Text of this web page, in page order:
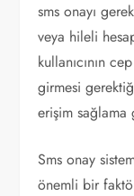
sms onayı
veya hileli
kullanıcının
girmesi
erişim
Sms onay
önemli bir